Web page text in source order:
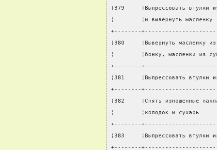
¦379     ¦Выпрессовать
¦        ¦и вывернуть
+--------
¦380     ¦Вывернуть масленку
¦        ¦бонку, масленки
+--------
¦381     ¦Выпрессовать
+--------
¦382     ¦Снять изношенные
¦        ¦колодок и
+--------
¦383     ¦Выпрессовать
+--------